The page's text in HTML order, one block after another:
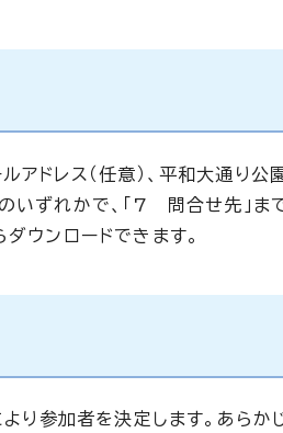
アドレス（任意）、平和大通り
いずれかで、「7 問合せ先」ま
ウンロードできます。
り参加者を決定します。あらか